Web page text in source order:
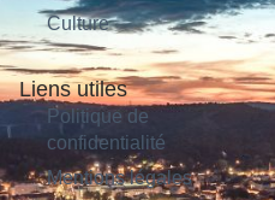
Culture
Liens utiles
Politique de
confidentialité
Mentions légales